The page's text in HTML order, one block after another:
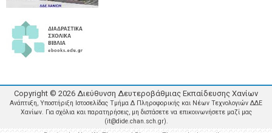
Copyright © 2026 Διεύθυνση Δευτεροβάθμιας Εκπαίδευσης Χανίων
Ανάπτυξη, Υποστήριξη Ιστοσελίδας Τμήμα Δ Πληροφορικής και Νέων Τεχνολογιών ΔΔΕ
Χανίων. Για σχόλια και παρατηρήσεις, μη διστάσετε να επικοινωνήσετε μαζί μας
(it@dide.chan.sch.gr).